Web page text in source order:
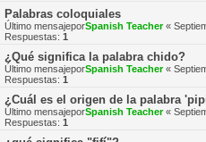
Palabras coloquiales
Último mensajeporSpanish Teacher«
Respuestas: 1
¿Qué significa la palabra chido?
Último mensajeporSpanish Teacher«
Respuestas: 1
¿Cuál es el origen de la palabra
Último mensajeporSpanish Teacher«
Respuestas: 1